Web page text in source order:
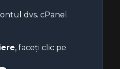
dvs. cPanel.
, faceți clic pe